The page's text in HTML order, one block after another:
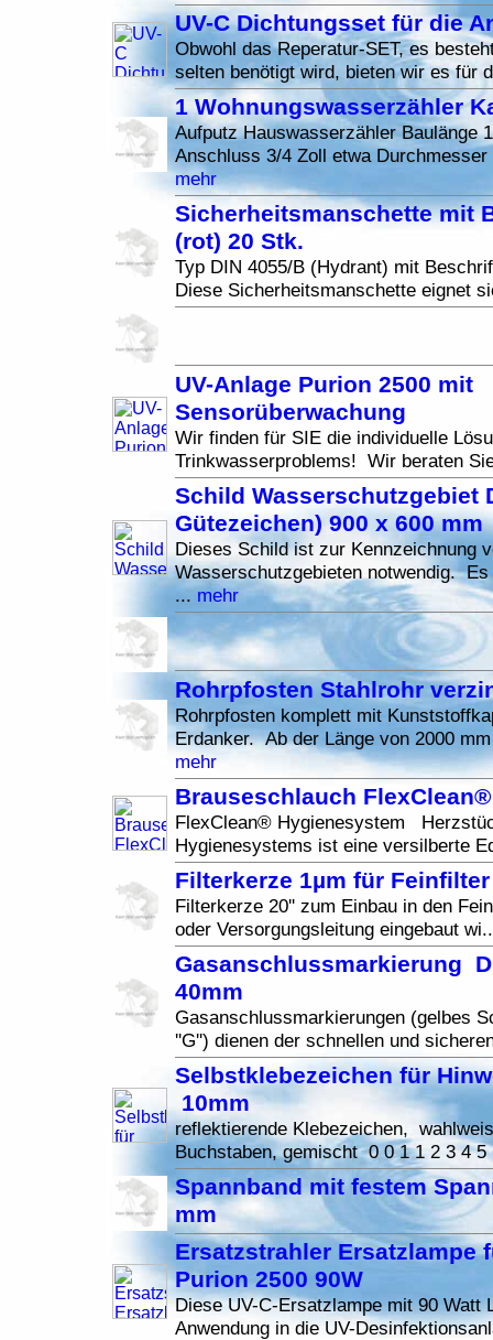
UV-C Dichtungsset für die
Obwohl das Reperatur-SET, es
selten benötigt wird, bieten wir es für
1 Wohnungswasserzähler
Aufputz Hauswasserzähler Baulänge
Anschluss 3/4 Zoll etwa
mehr
Sicherheitsmanschette mit
(rot) 20 Stk.
Typ DIN 4055/B (Hydrant) mit
Diese Sicherheitsmanschette eignet
UV-Anlage Purion 2500 mit
Sensorüberwachung
Wir finden für SIE die individuelle
Trinkwasserproblems! Wir beraten
Schild Wasserschutzgebiet
Gütezeichen) 900 x 600 mm
Dieses Schild ist zur Kennzeichnung
Wasserschutzgebieten notwendig.
... mehr
Rohrpfosten Stahlrohr
Rohrpfosten komplett mit
Erdanker. Ab der Länge von 2000
mehr
Brauseschlauch FlexClean®
FlexClean® Hygienesystem
Hygienesystems ist eine versilberte
Filterkerze 1µm für
Filterkerze 20'' zum Einbau in den
oder Versorgungsleitung eingebaut
Gasanschlussmarkierung
40mm
Gasanschlussmarkierungen (gelbes
''G'') dienen der schnellen und
Selbstklebezeichen für
10mm
reflektierende Klebezeichen,
Buchstaben, gemischt 0 0 1 1 2 3 4
Spannband mit festem
mm
Ersatzstrahler Ersatzlampe
Purion 2500 90W
Diese UV-C-Ersatzlampe mit 90 Watt
Anwendung in die UV-